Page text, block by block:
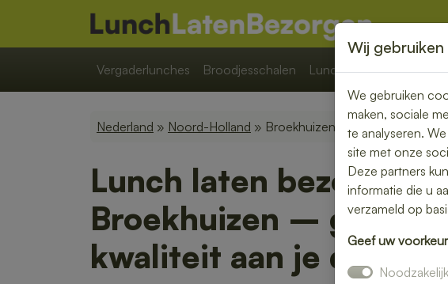
Vergaderlunches Broodjesschalen Lunchpakketten
Nederland » Noord-Holland » Broekhuizen
Lunch laten bezorgen
Broekhuizen – gemak
kwaliteit aan je deur
Wij
We gebruiken
maken, sociale
te analyseren.
site met onze
Deze partners
informatie die u
verzameld op
Geef uw